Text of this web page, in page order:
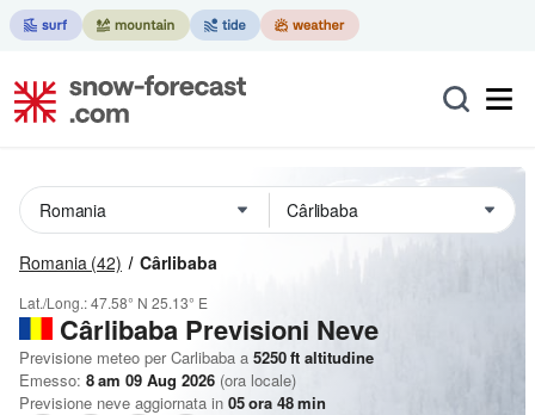
Romania (42) Cârlibaba
Lat./Long.:47.58° N 25.13° E
Cârlibaba Previsioni Neve
Previsione meteo per Carlibaba a 5250ft altitudine
Emesso: 8 am 09 Aug 2026 (ora locale)
Previsione neve aggiornata in 05ora 48min